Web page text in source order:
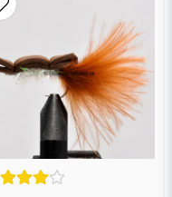
mitt